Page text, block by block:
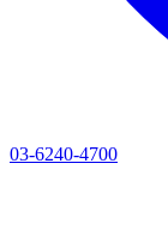
03-6240-4700